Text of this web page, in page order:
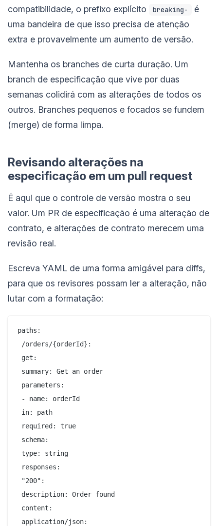
compatibilidade, o prefixo explícito
breaking-
é
uma bandeira de que isso precisa de atenção
extra e provavelmente um aumento de versão.
Mantenha os branches de curta duração. Um
branch de especificação que vive por duas
semanas colidirá com as alterações de todos os
outros. Branches pequenos e focados se fundem
(merge) de forma limpa.
Revisando alterações na
especificação em um pull request
É aqui que o controle de versão mostra o seu
valor. Um PR de especificação é uma alteração de
contrato, e alterações de contrato merecem uma
revisão real.
Escreva YAML de uma forma amigável para diffs,
para que os revisores possam ler a alteração, não
lutar com a formatação:
paths:
/orders/{orderId}:
get:
summary: Get an order
parameters:
- name: orderId
in: path
required: true
schema:
type: string
responses:
"200":
description: Order found
content:
application/json: